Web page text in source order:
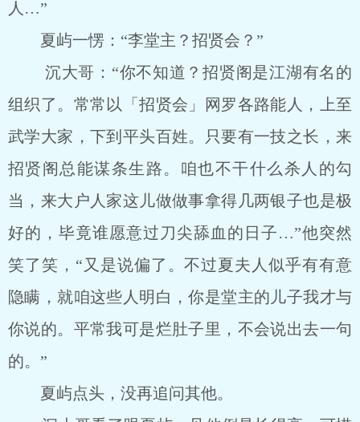
人…”
夏屿一愣：“李堂主？招贤会？”
沉大哥：“你不知道？招贤阁是江湖有名的
组织了。常常以「招贤会」网罗各路能人，上至
武学大家，下到平头百姓。只要有一技之长，来
招贤阁总能谋条生路。咱也不干什么杀人的勾
当，来大户人家这儿做做事拿得几两银子也是极
好的，毕竟谁愿意过刀尖舔血的日子…”他突然
笑了笑，“又是说偏了。不过夏夫人似乎有有意
隐瞒，就咱这些人明白，你是堂主的儿子我才与
你说的。平常我可是烂肚子里，不会说出去一句
的。”
夏屿点头，没再追问其他。